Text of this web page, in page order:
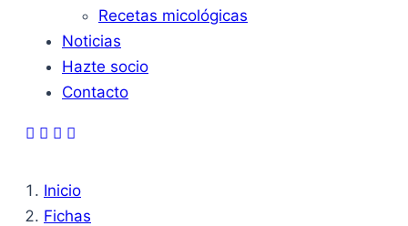
Recetas micológicas
Noticias
Hazte socio
Contacto
Inicio
Fichas